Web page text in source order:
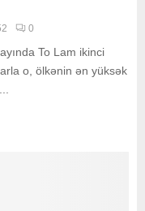
0
To Lam ikinci
o, ölkənin ən yüksək